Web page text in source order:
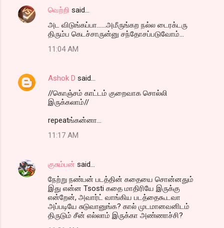
வெற்றி said…
அட விடுங்கப்பா......அமீருங்கற நல்ல டைரக்டரு
திரும்ப கெடச்சாருன்னு சந்தோசப்படுவோம்...
11:04 AM
Ashok D said…
//கொஞ்சம் காட்டம் குறைவாக சொல்லி
இருக்கலாம்//
repeatங்கன்னா...
11:17 AM
குசும்பன் said…
நேற்று நண்பன் படத்தின் கதையை சொன்னதும்
இது என்ன Tsosti கதை மாதிரியே இருக்கு
என்றேன், அவார்ட் வாங்கிய படத்தைகூடவா
அப்படியே சுடுவானுங்க? கால் முடமானவனிடம்
திருடும் சீன் எல்லாம் இருக்கா அண்ணாச்சி?